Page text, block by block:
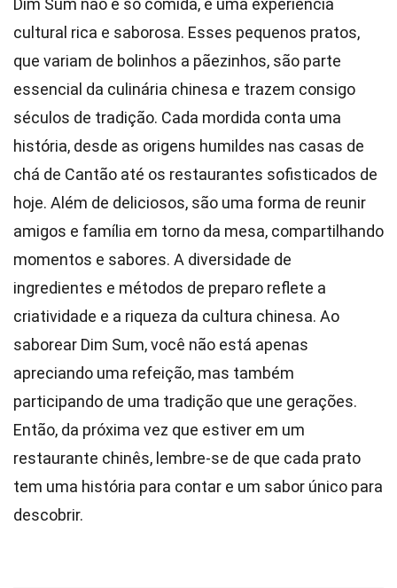
Dim Sum não é só comida, é uma experiência
cultural rica e saborosa. Esses pequenos pratos,
que variam de bolinhos a pãezinhos, são parte
essencial da culinária chinesa e trazem consigo
séculos de tradição. Cada mordida conta uma
história, desde as origens humildes nas casas de
chá de Cantão até os restaurantes sofisticados de
hoje. Além de deliciosos, são uma forma de reunir
amigos e família em torno da mesa, compartilhando
momentos e sabores. A diversidade de
ingredientes e métodos de preparo reflete a
criatividade e a riqueza da cultura chinesa. Ao
saborear Dim Sum, você não está apenas
apreciando uma refeição, mas também
participando de uma tradição que une gerações.
Então, da próxima vez que estiver em um
restaurante chinês, lembre-se de que cada prato
tem uma história para contar e um sabor único para
descobrir.